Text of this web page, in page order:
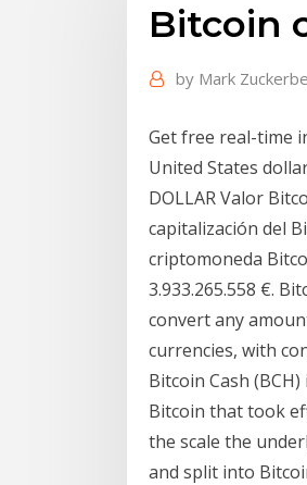
Bitcoin
by Mark
Get free real-time
United States
DOLLAR Valor
capitalización del
criptomoneda
3.933.265.558 €.
convert any
currencies, with
Bitcoin Cash
Bitcoin that took
the scale the
and split into